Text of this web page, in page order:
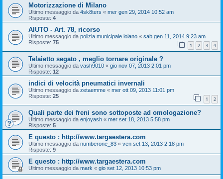
Motorizzazione di Milano
Ultimo messaggio da 4sk8ters « mer gen 29, 2014 10:52 am
Risposte: 4
AIUTO - Art. 78, ricorso
Ultimo messaggio da polizia municipale loiano « sab gen 11, 2014 9:23 am
Risposte: 75 1 2 3 4
Telaietto segato , meglio tornare originale ?
Ultimo messaggio da vash9010 « gio nov 07, 2013 2:01 pm
Risposte: 12
indici di velocità pneumatici invernali
Ultimo messaggio da zetaemme « mer ott 09, 2013 11:01 pm
Risposte: 25 1 2
Quali parte dei freni sono sottoposte ad omologazione?
Ultimo messaggio da enjoyash « mer set 18, 2013 5:58 pm
Risposte: 5
E questo : http://www.targaestera.com
Ultimo messaggio da numberone_83 « ven set 13, 2013 2:18 pm
Risposte: 9
E questo : http://www.targaestera.com
Ultimo messaggio da mark « gio set 12, 2013 10:53 pm